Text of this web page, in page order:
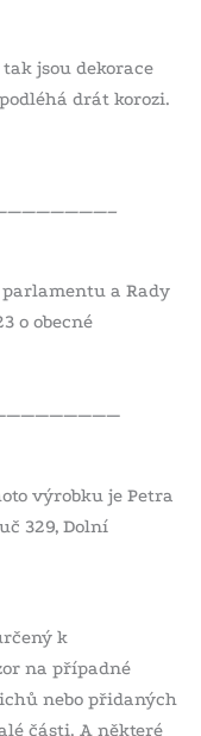
jsou dekorace
drát korozi.
a Rady
o obecné
výrobku je Petra
329, Dolní
k
na případné
nebo přidaných
části. A některé